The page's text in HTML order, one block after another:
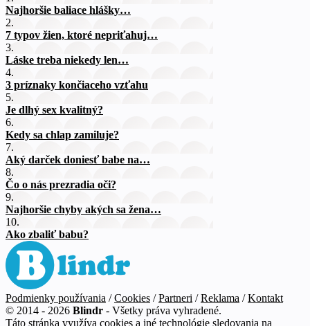
Najhoršie baliace hlášky…
2.
7 typov žien, ktoré nepriťahuj…
3.
Láske treba niekedy len…
4.
3 príznaky končiaceho vzťahu
5.
Je dlhý sex kvalitný?
6.
Kedy sa chlap zamiluje?
7.
Aký darček doniesť babe na…
8.
Čo o nás prezradia oči?
9.
Najhoršie chyby akých sa žena…
10.
Ako zbaliť babu?
Podmienky používania / Cookies / Partneri / Reklama / Kontakt
© 2014 - 2026 Blindr - Všetky práva vyhradené.
Táto stránka využíva cookies a iné technológie sledovania na